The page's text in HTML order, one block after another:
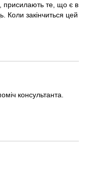
присилають те, що є в
Коли закінчиться цей
консультанта.